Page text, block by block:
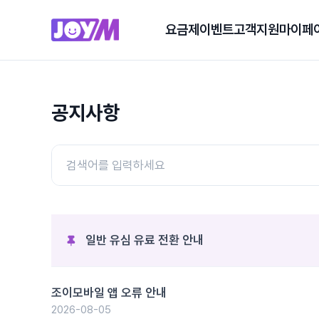
요금제 이벤트고객지원마이페
공지사항
일반 유심 유료 전환 안내
조이모바일 앱 오류 안내
2026-08-05